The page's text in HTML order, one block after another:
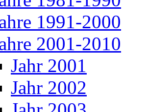
1991-2000
2001-2010
Jahr 2001
Jahr 2002